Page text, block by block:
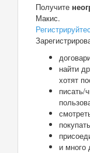
Получите
Макис.
найти
хотят
писать/
и много